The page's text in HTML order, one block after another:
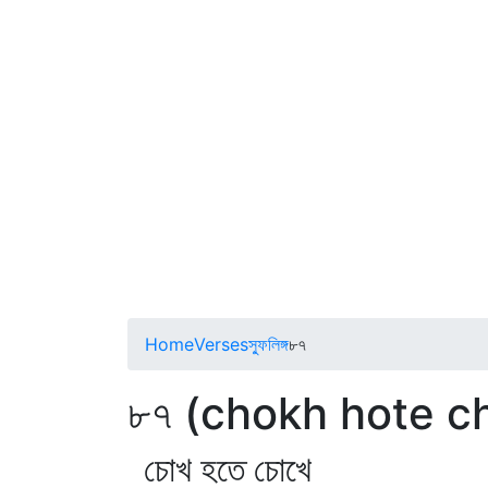
HomeVersesস্ফুলিঙ্গ৮৭
৮৭ (chokh hote
চোখ হতে চোখে